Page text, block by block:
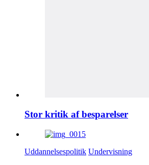
Stor kritik af besparelser
Uddannelsespolitik Undervisning